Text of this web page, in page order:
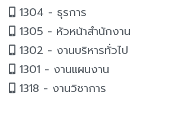
1304 - ธุรการ
1305 - หัวหน้าสำนักงาน
1302 - งานบริหารทั่วไป
1301 - งานแผนงาน
1318 - งานวิชาการ